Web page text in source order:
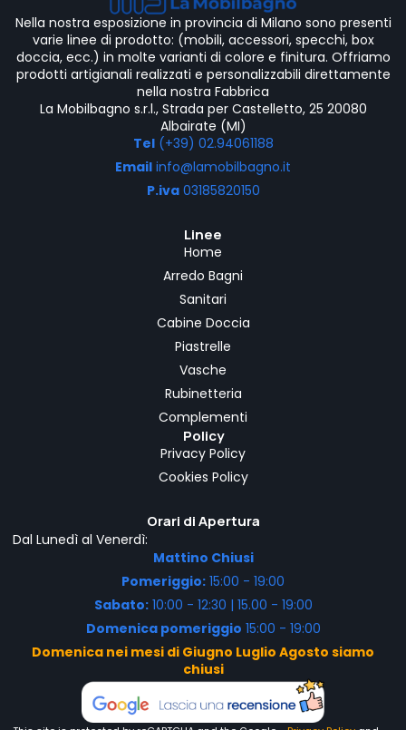
Nella nostra esposizione in provincia di Milano sono presenti
varie linee di prodotto: (mobili, accessori, specchi, box
doccia, ecc.) in molte varianti di colore e finitura. Offriamo
prodotti artigianali realizzati e personalizzabili direttamente
nella nostra Fabbrica
La Mobilbagno s.r.l., Strada per Castelletto, 25 20080
Albairate (MI)
Tel(+39) 02.94061188
Email info@lamobilbagno.it
P.iva03185820150
Linee
Home
Arredo Bagni
Sanitari
Cabine Doccia
Piastrelle
Vasche
Rubinetteria
Complementi
Policy
Privacy Policy
Cookies Policy
Orari di Apertura
Dal Lunedì al Venerdì:
Mattino Chiusi
Pomeriggio: 15:00 - 19:00
Sabato:10:00 - 12:30 | 15.00 - 19:00
Domenica pomeriggio 15:00 - 19:00
Domenica nei mesi di Giugno Luglio Agosto siamo
chiusi